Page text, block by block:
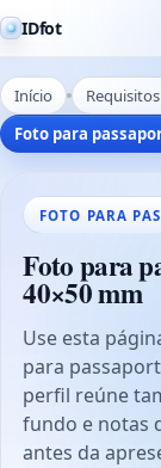
IDfot
Início
Foto para
FOTO PARA
Foto para
40×50 mm
Use esta
para
perfil reúne
fundo e notas
antes da